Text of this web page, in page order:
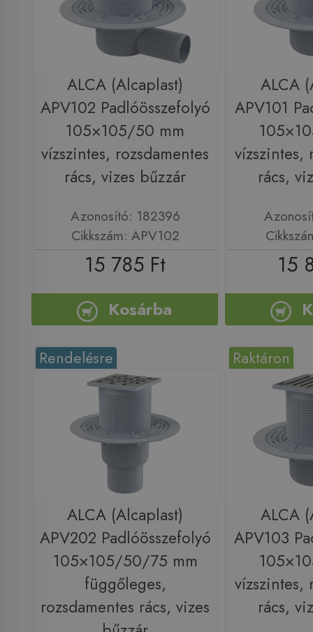
ALCA (Alcaplast)
APV102 Padlóösszefolyó
105×105/50 mm
vízszintes, rozsdamentes
rács, vizes bűzzár
Azonosító: 182396
Cikkszám: APV102
15 785 Ft
Kosárba
ALCA
APV101
vízszintes,
rács,
15
Rendelésre
ALCA (Alcaplast)
APV202 Padlóösszefolyó
105×105/50/75 mm
függőleges,
rozsdamentes rács, vizes
Raktáron
ALCA
APV103
vízszintes,
rács,